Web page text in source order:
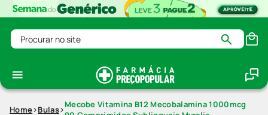
Procurar no site
Home Bulas Mecobe Vitamina B12 Mecobalamina 1000mcg